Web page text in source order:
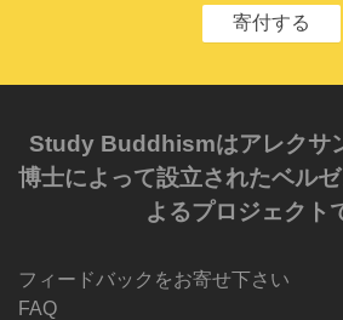
寄付する
Study Buddhismはアレクサ
博士によって設立されたベル
よるプロジェクト
フィードバックをお寄せ下さい
FAQ